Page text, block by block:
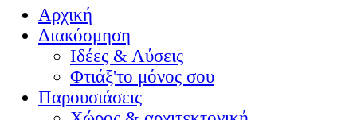
Αρχική
Διακόσμηση
Ιδέες & Λύσεις
Φτιάξ'το μόνος σου
Παρουσιάσεις